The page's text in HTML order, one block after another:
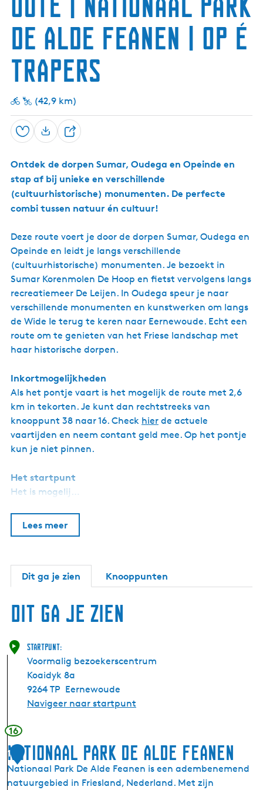
e
F
e
a
e
n
s
c
U
i
r
e
n
u
d
e
g
a
p
g
e
u
n
k
j
k
h
â
l
u
d
e
)
e
â
De Alde Feanen | Op é
Trapers
(42,9 km)
Opslaan
D
e
l
Ontdek de dorpen Sumar, Oudega en Opeinde en
stap af bij unieke en verschillende
(cultuurhistorische) monumenten. De perfecte
combi tussen natuur én cultuur!
Deze route voert je door de dorpen Sumar, Oudega en
Opeinde en leidt je langs verschillende
(cultuurhistorische) monumenten. Je bezoekt in
Sumar Korenmolen De Hoop en fietst vervolgens langs
recreatiemeer De Leijen. In Oudega speur je naar
verschillende monumenten en kunstwerken om langs
de Wide Ie terug te keren naar Eernewoude. Echt een
route om te genieten van het Friese landschap met
haar historische dorpen.
Inkortmogelijkheden
Als het pontje vaart is het mogelijk de route met 2,6
km in tekorten. Je kunt dan rechtstreeks van
knooppunt 38 naar 16. Check hier de actuele
vaartijden en neem contant geld mee. Op het pontje
kun je niet pinnen.
Het startpunt
Het is mogelij…
Lees meer
Dit ga je zien Knooppunten
Dit ga je zien
Startpunt:
Voormalig bezoekerscentrum
Koaidyk 8a
9264 TP Eernewoude
Navigeer naar startpunt
16
1
Nationaal Park De Alde Feanen
Nationaal Park De Alde Feanen is een adembenemend
natuurgebied in Friesland, Nederland. Met zijn